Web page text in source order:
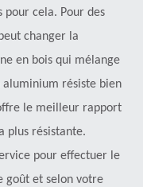
pour cela. Pour des
changer la
en bois qui mélange
résiste bien
le meilleur rapport
plus résistante.
pour effectuer le
goût et selon votre